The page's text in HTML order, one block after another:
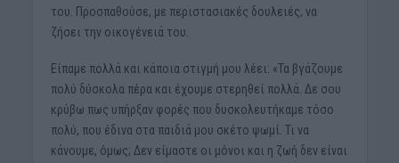
του. Προσπαθούσε, με περιστασιακές δουλειές, να
ζήσει την οικογένειά του.
Είπαμε πολλά και κάποια στιγμή μου λέει: «Τα βγάζουμε
πολύ δύσκολα πέρα και έχουμε στερηθεί πολλά. Δε σου
κρύβω πως υπήρξαν φορές που δυσκολευτήκαμε τόσο
πολύ, που έδινα στα παιδιά μου σκέτο ψωμί. Τι να
κάνουμε, όμως; Δεν είμαστε οι μόνοι και η ζωή δεν είναι